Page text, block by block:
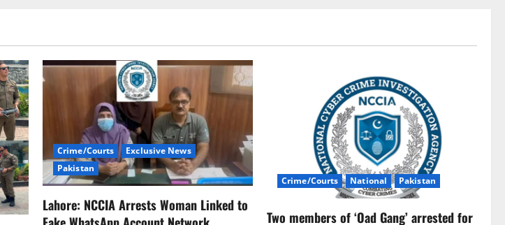
Crime/Courts
Exclusive News
Pakistan
Lahore: NCCIA Arrests Woman Linked to
Crime/Courts National Pakistan
Two members of ‘Oad Gang’ arrested for